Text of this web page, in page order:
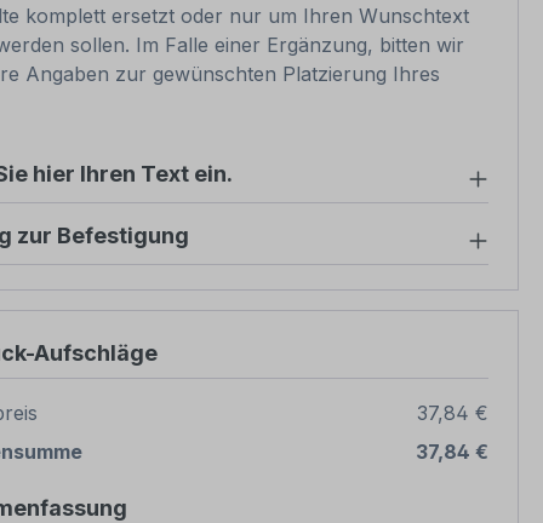
komplett ersetzt oder nur um Ihren Wunschtext
sollen. Im Falle einer Ergänzung, bitten wir
Angaben zur gewünschten Platzierung Ihres
hier Ihren Text ein.
zur Befestigung
Aufschläge
37,84 €
37,84 €